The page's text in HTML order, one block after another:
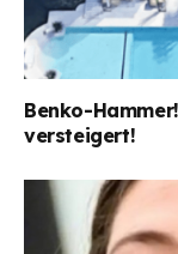
Benko-
versteigert!